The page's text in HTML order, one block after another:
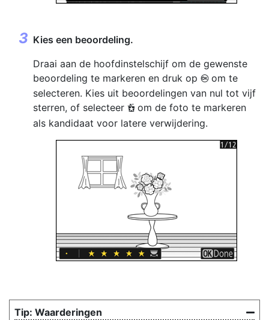
Kies een beoordeling.
Draai aan de hoofdinstelschijf om de gewenste
beoordeling te markeren en druk op J om te
selecteren. Kies uit beoordelingen van nul tot vijf
sterren, of selecteer d om de foto te markeren
als kandidaat voor latere verwijdering.
Waarderingen